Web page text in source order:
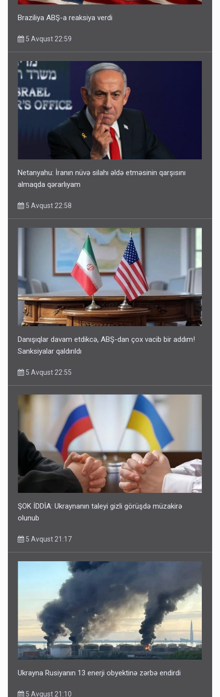
Braziliya ABŞ-a reaksiya verdi
5 Avqust 22:59
Netanyahu: İranın nüvə silahı əldə etməsinin qarşısını
almaqda qərarlıyam
5 Avqust 22:58
Danışıqlar davam etdikcə, ABŞ-dan çox vacib bir addım!
Sanksiyalar qaldırıldı
5 Avqust 22:55
ŞOK İDDİA: Ukraynanın taleyi gizli görüşdə müzakirə
olunub
5 Avqust 21:17
Ukrayna Rusiyanın 13 enerji obyektinə zərbə endirdi
5 Avqust 21:10